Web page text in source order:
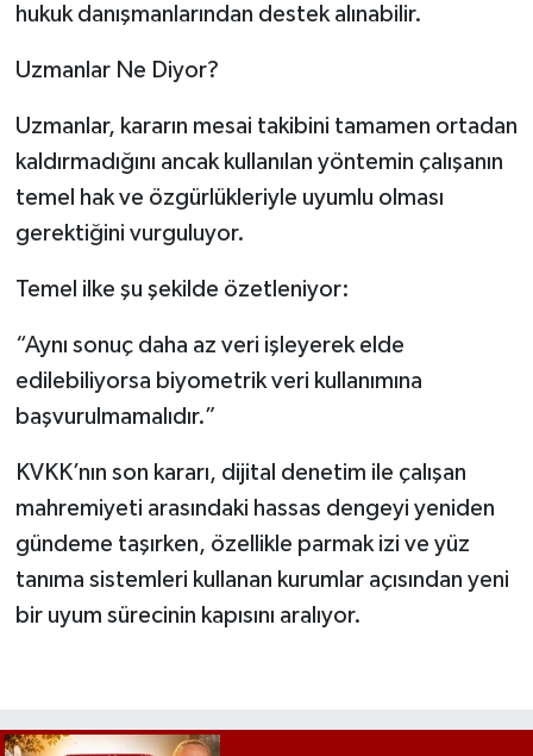
hukuk danışmanlarından destek alınabilir.
Uzmanlar Ne Diyor?
Uzmanlar, kararın mesai takibini tamamen ortadan
kaldırmadığını ancak kullanılan yöntemin çalışanın
temel hak ve özgürlükleriyle uyumlu olması
gerektiğini vurguluyor.
Temel ilke şu şekilde özetleniyor:
“Aynı sonuç daha az veri işleyerek elde
edilebiliyorsa biyometrik veri kullanımına
başvurulmamalıdır.”
KVKK’nın son kararı, dijital denetim ile çalışan
mahremiyeti arasındaki hassas dengeyi yeniden
gündeme taşırken, özellikle parmak izi ve yüz
tanıma sistemleri kullanan kurumlar açısından yeni
bir uyum sürecinin kapısını aralıyor.